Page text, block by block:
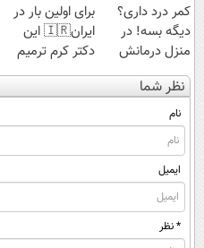
کمر درد داری؟
دیگه بسه! در
منزل درمانش
کن
(◀پرسش‌نامه)
برای اولین بار در
ایران🇮🇷 این
دکتر کرم ترمیم
کننده 23 روزه
ساخت!
نظر شما
نام
ایمیل
* نظر